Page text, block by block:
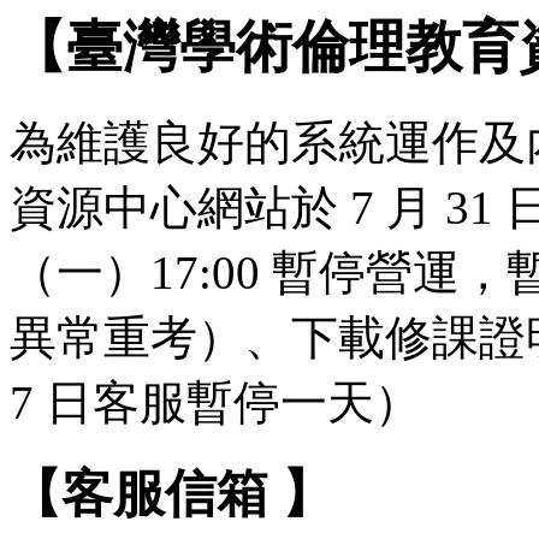
【臺灣學術倫理教
為維護良好的系統運作
資源中心網站於 7 月 31
（一）17:00 暫停營運
異常重考）、下載修課
7 日客服暫停一天）
【客服信箱 】